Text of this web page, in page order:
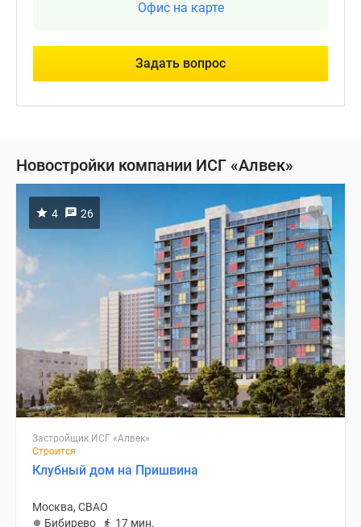
Офис на карте
Задать вопрос
Новостройки компании ИСГ «Алвек»
4 26
Застройщик ИСГ «Алвек»
Строится
Клубный дом на Пришвина
Москва, СВАО
Бибирево
17 мин.